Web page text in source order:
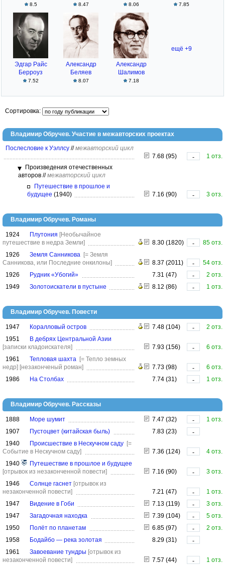
8.5 8.47 8.06 7.85
Эдгар Райс
Берроуз
7.52
Александр
Беляев
8.07
Александр
Шалимов
7.18
ещё +9
Сортировка:
Владимир Обручев. Участие в межавторских проектах
Послесловие к Уэллсу // межавторский цикл
7.68 (95)
-
1 отз.
Произведения отечественных
авторов // межавторский цикл
Путешествие в прошлое и
будущее (1940) 7.16 (90) - 3 отз.
Владимир Обручев. Романы
1924 Плутония [Необычайное
путешествие в недра Земли]
8.30 (1820) -
85 отз.
1926
Земля Санникова [= Земля
Санникова, или Последние онкилоны]
8.37 (2011) -
54 отз.
1926
Рудник «Убогий» 7.31 (47) -
2 отз.
1949
Золотоискатели в пустыне 8.12 (86) - 1 отз.
Владимир Обручев. Повести
1947 Коралловый остров 7.48 (104) -
2 отз.
1951
В дебрях Центральной Азии
[записки кладоискателя]
7.93 (156) -
6 отз.
1961
Тепловая шахта [= Тепло земных
недр] [незаконченый роман] 7.73 (98) -
6 отз.
1986
На Столбах 7.74 (31) - 1 отз.
Владимир Обручев. Рассказы
1888 Море шумит 7.47 (32) -
1 отз.
1907
Пустоцвет (китайская быль) 7.83 (23)
-
1940
Происшествие в Нескучном саду [=
Событие в Нескучном саду]
7.36 (124) -
4 отз.
1940
Путешествие в прошлое и будущее
[отрывок из незаконченной повести]
7.16 (90) -
3 отз.
1946
Солнце гаснет [отрывок из
незаконченной повести]
7.21 (47) -
1 отз.
1947
Видение в Гоби 7.13 (119) -
3 отз.
1947
Загадочная находка 7.39 (104) -
5 отз.
1950
Полёт по планетам 6.85 (97) -
2 отз.
1958
Бодайбо — река золотая 8.29 (31)
-
1961
Завоевание тундры [отрывок из
незаконченной повести]
7.57 (44) - 1 отз.